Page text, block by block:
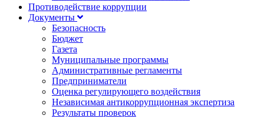
Противодействие коррупции
Документы
Безопасность
Бюджет
Газета
Муниципальные программы
Административные регламенты
Предприниматели
Оценка регулирующего воздействия
Независимая антикоррупционная экспертиза
Результаты проверок